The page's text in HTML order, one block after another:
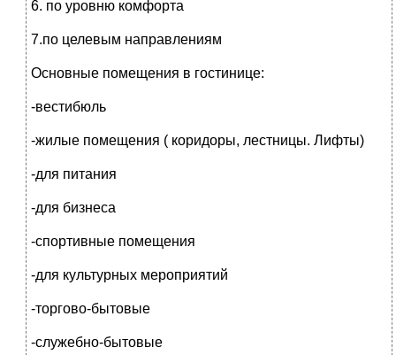
6. по уровню комфорта
7.по целевым направлениям
Основные помещения в гостинице:
-вестибюль
-жилые помещения ( коридоры, лестницы. Лифты)
-для питания
-для бизнеса
-спортивные помещения
-для культурных мероприятий
-торгово-бытовые
-служебно-бытовые